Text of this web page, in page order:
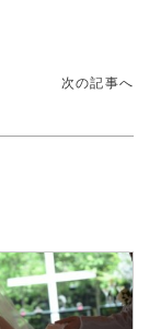
次の記事へ